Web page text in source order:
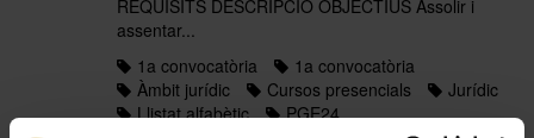
REQUISITS DESCRIPCIÓ OBJECTIUS Assolir i
assentar...
1a convocatòria
1a convocatòria
Àmbit jurídic
Cursos presencials
Jurídic
Llistat alfabètic
PGE24